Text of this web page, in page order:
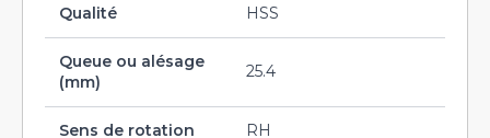
Qualité HSS
Queue ou alésage
(mm)
25.4
Sens de rotation RH